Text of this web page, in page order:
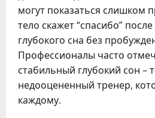
могут показаться слишком
тело скажет “спасибо”
глубокого сна без
Профессионалы часто
стабильный глубокий сон –
недооцененный тренер,
каждому.